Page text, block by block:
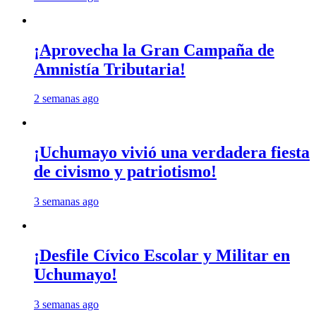
¡Aprovecha la Gran Campaña de
Amnistía Tributaria!
2 semanas ago
¡Uchumayo vivió una verdadera fiesta
de civismo y patriotismo!
3 semanas ago
¡Desfile Cívico Escolar y Militar en
Uchumayo!
3 semanas ago